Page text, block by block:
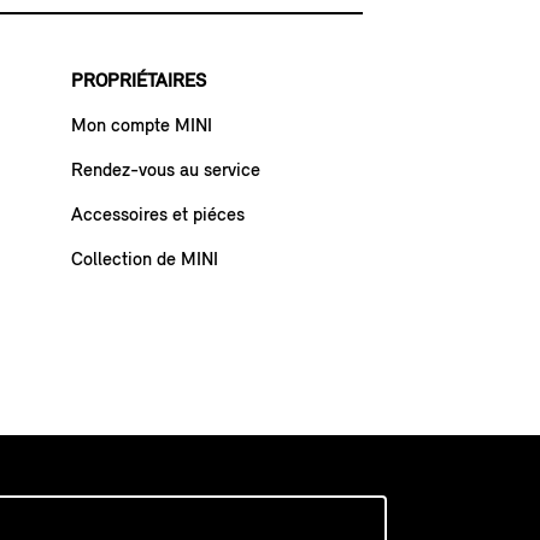
PROPRIÉTAIRES
Mon compte MINI
Rendez-vous au service
Accessoires et piéces
Collection de MINI